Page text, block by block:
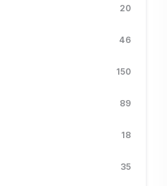
20
46
150
89
18
35